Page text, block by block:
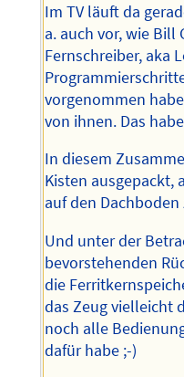
Im TV läuft da
a. auch vor, wie Bill
Fernschreiber, aka
vorgenommen
von ihnen. Das
In diesem
Kisten ausgepackt,
auf den
Und unter der
bevorstehenden
die
das Zeug vielleicht
noch alle
dafür habe ;-)